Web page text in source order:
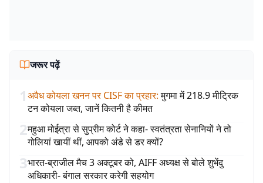
जरूर पढ़ें
1अवैध कोयला खनन पर CISF का प्रहार: मुगमा में 218.9 मीट्रिक
टन कोयला जब्त, जानें कितनी है कीमत
2महुआ मोईत्रा से सुप्रीम कोर्ट ने कहा- स्वतंत्रता सेनानियों ने तो
गोलियां खायीं थीं, आपको अंडे से डर क्यों?
3भारत-ब्राजील मैच 3 अक्टूबर को, AIFF अध्यक्ष से बोले शुभेंदु
अधिकारी- बंगाल सरकार करेगी सहयोग